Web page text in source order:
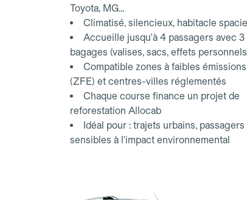
Toyota, MG...
Climatisé, silencieux, habitacle
Accueille jusqu'à 4 passagers avec 3
bagages (valises, sacs, effets
Compatible zones à faibles émissions
(ZFE) et centres-villes réglementés
Chaque course finance un projet de
reforestation Allocab
Idéal pour : trajets urbains, passagers
sensibles à l'impact environnemental